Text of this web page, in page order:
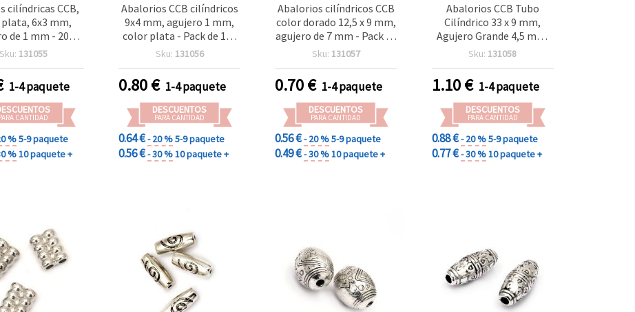
cilíndricas CCB,
6x3 mm,
de 1 mm - 200
uds.
Sku: 131055
1-4 paquete
CANTIDAD
%5-9 paquete
%10 paquete +
Abalorios CCB cilíndricos
9x4 mm, agujero 1 mm,
color plata - Pack de 100
uds
Sku: 131056
0.80€ 1-4 paquete
DESCUENTOS
PARA CANTIDAD
0.64 €- 20 %5-9 paquete
0.56 €- 30 %10 paquete +
Abalorios cilíndricos CCB
color dorado 12,5 x 9 mm,
agujero de 7 mm - Pack de
20 uds
Sku: 131057
0.70€ 1-4 paquete
DESCUENTOS
PARA CANTIDAD
0.56 €- 20 %5-9 paquete
0.49 €- 30 %10 paquete +
Abalorios CCB Tubo
Cilíndrico 33 x 9 mm,
Agujero Grande 4,5 mm,
Acabado Metalizado Tono
Bisutería y Manualidades
Sku: 131058
1.10€ 1-4 paquete
DESCUENTOS
PARA CANTIDAD
0.88 €- 20 %5-9 paquete
0.77 €- 30 %10 paquete +